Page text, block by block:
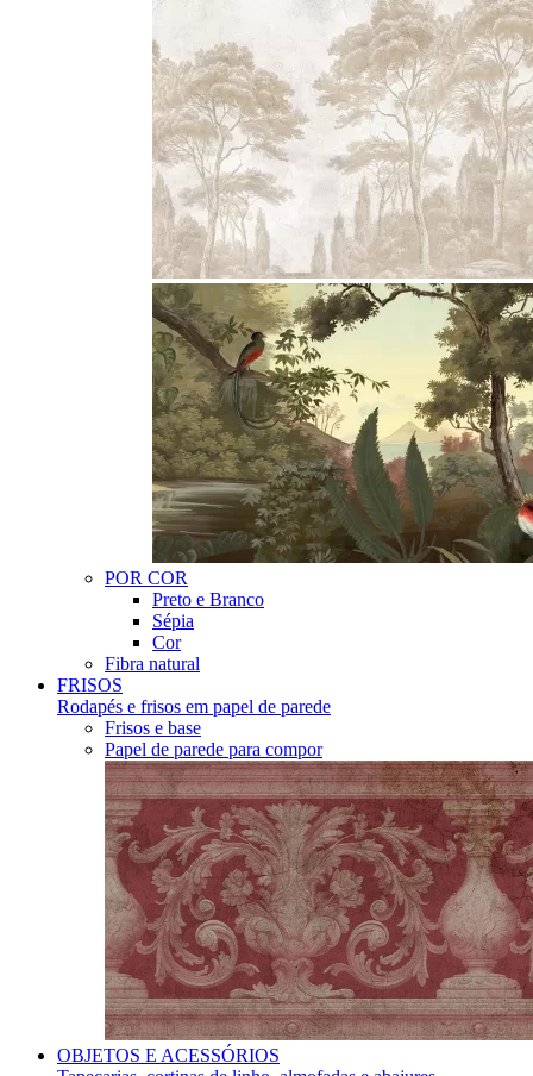
POR COR
Preto e Branco
Sépia
Cor
Fibra natural
FRISOS
Rodapés e frisos em papel de parede
Frisos e base
Papel de parede para compor
OBJETOS E ACESSÓRIOS